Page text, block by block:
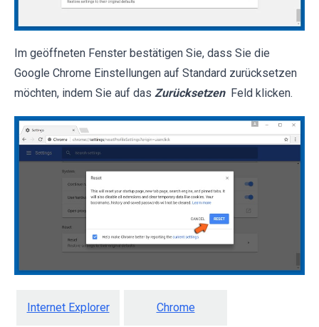
Im geöffneten Fenster bestätigen Sie, dass Sie die
Google Chrome Einstellungen auf Standard zurücksetzen
möchten, indem Sie auf das Zurücksetzen Feld klicken.
Internet Explorer Chrome